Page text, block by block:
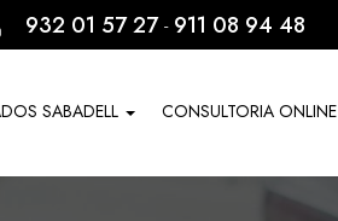
932 01 57 27- 911 08 94 48
SABADELL CONSULTORIA ONLINE